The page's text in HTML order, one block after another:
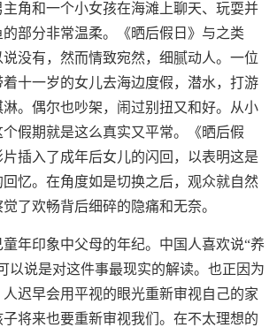
角和一个小女孩在海滩上聊天、玩耍并
部分非常温柔。《晒后假日》与之类
没有，然而情致宛然，细腻动人。一位
十一岁的女儿去海边度假，潜水，打游
。偶尔也吵架，闹过别扭又和好。从小
假期就是这么真实又平常。《晒后假
片插入了成年后女儿的闪回，以表明这是
忆。在角度如是切换之后，观众就自然
了欢畅背后细碎的隐痛和无奈。
年印象中父母的年纪。中国人喜欢说“养
以说是对这件事最现实的解读。也正因为
迟早会用平视的眼光重新审视自己的家
将来也要重新审视我们。在不太理想的